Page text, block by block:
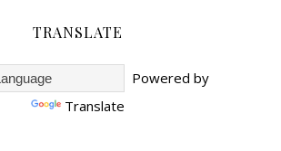
TRANSLATE
Powered by
Translate